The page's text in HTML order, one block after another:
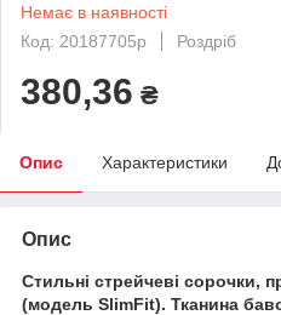
Немає в наявності
Код: 20187705р
Роздріб
380,36 ₴
Опис Характеристики
Опис
Стильні стрейчеві сорочки,
(модель SlimFit). Тканина